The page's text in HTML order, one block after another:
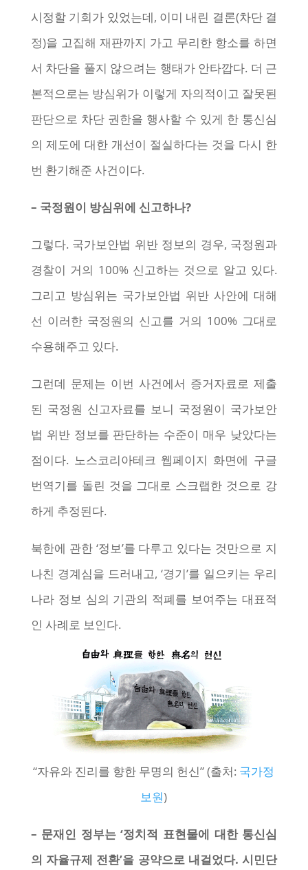
시정할 기회가 있었는데, 이미 내린 결론(차단 결
정)을 고집해 재판까지 가고 무리한 항소를 하면
서 차단을 풀지 않으려는 행태가 안타깝다. 더 근
본적으로는 방심위가 이렇게 자의적이고 잘못된
판단으로 차단 권한을 행사할 수 있게 한 통신심
의 제도에 대한 개선이 절실하다는 것을 다시 한
번 환기해준 사건이다.
– 국정원이 방심위에 신고하나?
그렇다. 국가보안법 위반 정보의 경우, 국정원과
경찰이 거의 100% 신고하는 것으로 알고 있다.
그리고 방심위는 국가보안법 위반 사안에 대해
선 이러한 국정원의 신고를 거의 100% 그대로
수용해주고 있다.
그런데 문제는 이번 사건에서 증거자료로 제출
된 국정원 신고자료를 보니 국정원이 국가보안
법 위반 정보를 판단하는 수준이 매우 낮았다는
점이다. 노스코리아테크 웹페이지 화면에 구글
번역기를 돌린 것을 그대로 스크랩한 것으로 강
하게 추정된다.
북한에 관한 ‘정보’를 다루고 있다는 것만으로 지
나친 경계심을 드러내고, ‘경기’를 일으키는 우리
나라 정보 심의 기관의 적폐를 보여주는 대표적
인 사례로 보인다.
“자유와 진리를 향한 무명의 헌신” (출처: 국가정
보원)
– 문재인 정부는 ‘정치적 표현물에 대한 통신심
의 자율규제 전환’을 공약으로 내걸었다. 시민단